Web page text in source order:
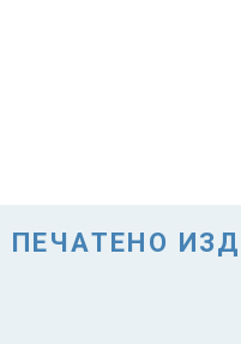
ПЕЧАТЕНО